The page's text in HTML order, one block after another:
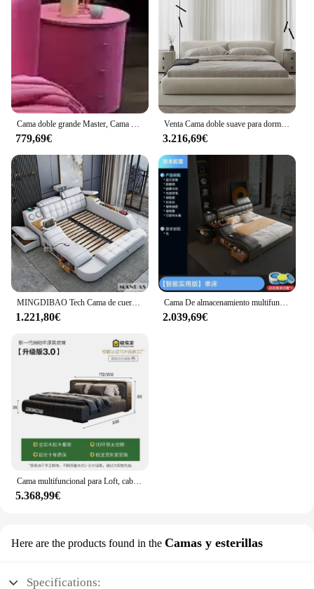
Cama doble grande Master, Cama doble moderna De princesa grande para niña, Camas De Dormitorio europeas minimalistas De tela, muebles De dormitorio
779,69€
Venta Cama doble suave para dormitorio, Camas Queen dobles modernas elásticas Kawaii simples, Camas tapizadas para dormir, muebles De Dormitorio
3.216,69€
MINGDIBAO Tech Cama de cuero genuino inteligente, Cama multifuncional, Tatami de masaje con proyector, Cama tapizada
1.221,80€
Cama De almacenamiento multifuncional para niñas, diseño De lujo, cama inteligente para dormir en el sol, Princesa, cuero, Loft, muebles para el hogar
2.039,69€
Cama multifuncional para Loft, cabeceros de masaje modernos, Cama barata tamaño King para niños, Cama de princesa Solteiro, muebles de Patio
5.368,99€
Here are the products found in the Camas y esterillas
Specifications: